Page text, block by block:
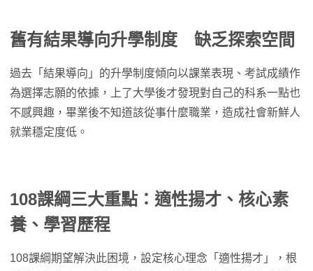
舊有結果導向升學制度 缺乏探索空間
過去「結果導向」的升學制度傾向以課業表現、考試成績作
為選擇志願的依據，上了大學後才發現對自己的科系一點也
不感興趣，畢業後不知道該從事什麼職業，造成社會新鮮人
就業穩定度低。
108課綱三大重點：適性揚才、核心素
養、學習歷程
108課綱期望解決此困境，設定核心理念「適性揚才」，根